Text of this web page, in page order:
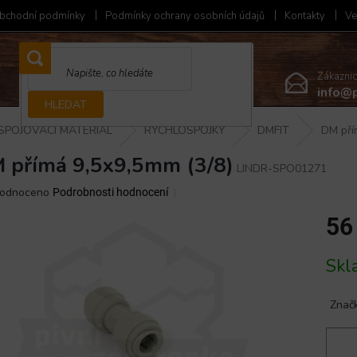
podmínky Podmínky ochrany osobních údajů Kontakty
HLEDAT
MATERIÁL RYCHLOSPOJKY DMFIT DM
přímá 9,5x9,5mm (3/8) LINDR-SPO01271
Podrobnosti hodnocení
cena: